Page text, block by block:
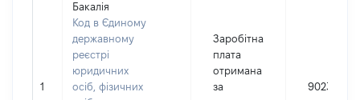
1
Бакалія
Код в Єдиному
державному
реєстрі
юридичних
осіб, фізичних
Заробітна
плата
отримана
за
90230